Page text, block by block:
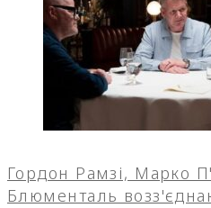
Гордон Рамзі, Марко
Блюменталь